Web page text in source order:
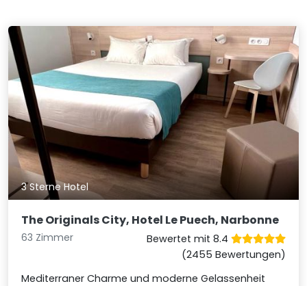
3 Sterne Hotel
The Originals City, Hotel Le Puech, Narbonne
63 Zimmer
Bewertet mit 8.4
(2455 Bewertungen)
Mediterraner Charme und moderne Gelassenheit